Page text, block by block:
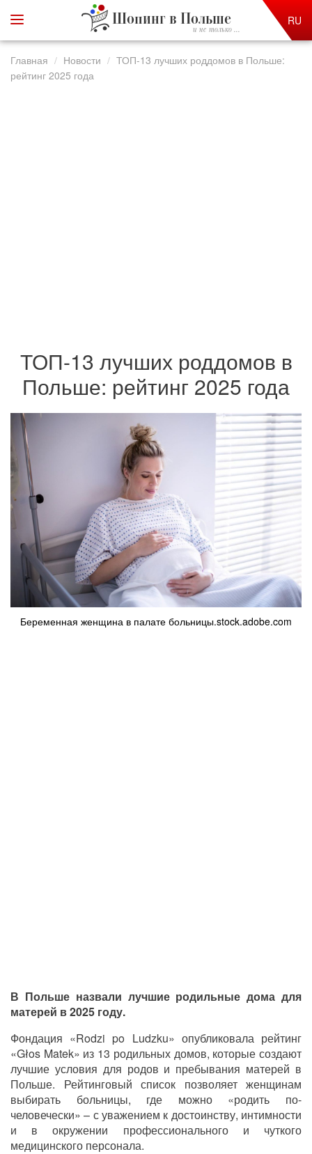
Шопинг в Польше
и не только ...
RU
Главная Новости
ТОП-13 лучших роддомов в Польше:
рейтинг 2025 года
ТОП-13 лучших роддомов в
Польше: рейтинг 2025 года
Беременная женщина в палате больницы.stock.adobe.com
В Польше назвали лучшие родильные дома для
матерей в 2025 году.
Фондация «Rodzi po Ludzku» опубликовала рейтинг
«Głos Matek» из 13 родильных домов, которые создают
лучшие условия для родов и пребывания матерей в
Польше. Рейтинговый список позволяет женщинам
выбирать больницы, где можно «родить по-
человечески» – с уважением к достоинству, интимности
и в окружении профессионального и чуткого
медицинского персонала.